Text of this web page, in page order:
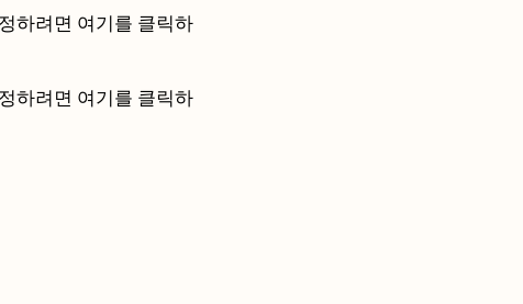
하려면 여기를 클릭하
하려면 여기를 클릭하